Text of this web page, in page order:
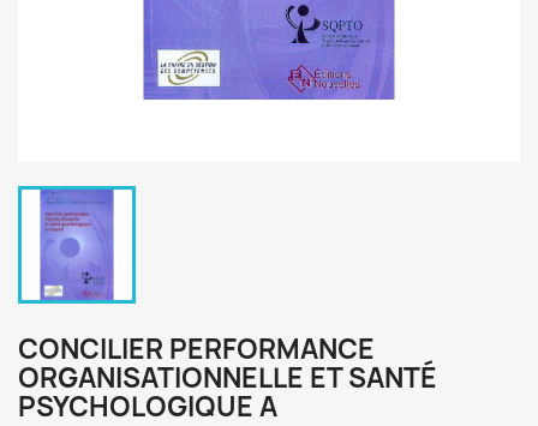
CONCILIER PERFORMANCE
ORGANISATIONNELLE ET SANTÉ
PSYCHOLOGIQUE A